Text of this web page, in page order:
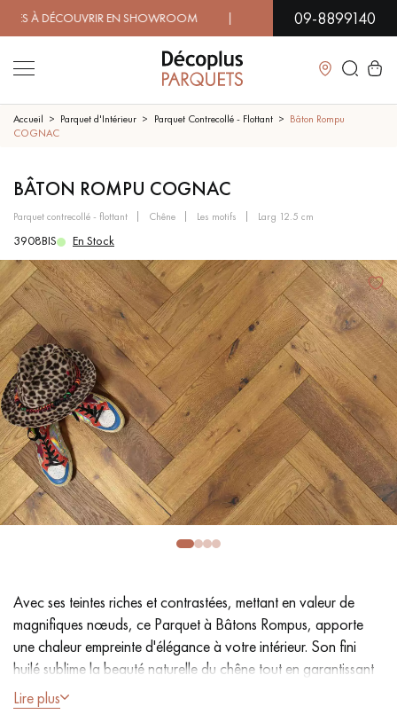
EN SHOWROOM | DISPONIBILITÉ09-8899140
Fermer
PARQUET MASSIF
PARQUET CONTRECOLLÉ -
SOL PLAQUÉ BOIS VERITABLES
PARQUETS À MOTIFS
TRADITIONNELS
PARQUET EN BOIS EXOTIQUE PARQUET VERNIS
PARQUET HUILÉ PARQUET EN BOIS BRUT
PARQUET VIEILLI PARQUET EN CHÊNE FUMÉ
PARQUET LAMES LARGES XXL PARQUET EN CHÊNE
ACCESSOIRES PARQUET
D'INTÉRIEUR
Nos conseillers sont disponibles au
09-8899140
Accueil Parquet d'Intérieur Parquet Contrecollé - Flottant
Bâton Rompu
COGNAC
BÂTON ROMPU COGNAC
parquet contrecollé - flottant chêne les motifs larg 12.5 cm
3908BIS En Stock
Avec ses teintes riches et contrastées, mettant en valeur de
magnifiques nœuds, ce Parquet à Bâtons Rompus, apporte
une chaleur empreinte d'élégance à votre intérieur. Son fini
huilé sublime la beauté naturelle du chêne tout en garantissant
sa protection.
Lire plus